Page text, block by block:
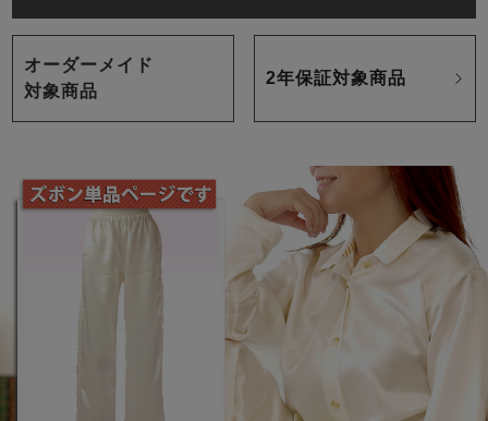
オーダーメイド
対象商品
2年保証対象商品